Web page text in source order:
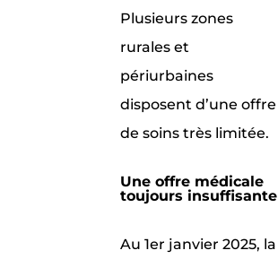
Plusieurs zones
rurales et
périurbaines
disposent d’une offre
de soins très limitée.
Une offre médicale
toujours insuffisante
Au 1er janvier 2025, la